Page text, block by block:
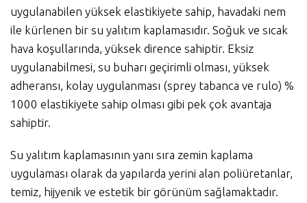
uygulanabilen yüksek elastikiyete sahip, havadaki nem
ile kürlenen bir su yalıtım kaplamasıdır. Soğuk ve sıcak
hava koşullarında, yüksek dirence sahiptir. Eksiz
uygulanabilmesi, su buharı geçirimli olması, yüksek
adheransı, kolay uygulanması (sprey tabanca ve rulo) %
1000 elastikiyete sahip olması gibi pek çok avantaja
sahiptir.
Su yalıtım kaplamasının yanı sıra zemin kaplama
uygulaması olarak da yapılarda yerini alan poliüretanlar,
temiz, hijyenik ve estetik bir görünüm sağlamaktadır.